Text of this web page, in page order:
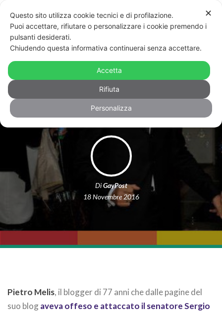
“Siete due schifosi”: verso il rinvio a
giudizio il blogger che offese Lo
Giudice e la famiglia
DiGayPost
18 Novembre 2016
Pietro Melis, il blogger di 77 anni che dalle pagine del
suo blogaveva offeso e attaccato il senatore Sergio
✕
Questo sito utilizza cookie tecnici e di profilazione.
Puoi accettare, rifiutare o personalizzare i cookie premendo i
pulsanti desiderati.
Chiudendo questa informativa continuerai senza accettare.
Accetta
Rifiuta
Personalizza